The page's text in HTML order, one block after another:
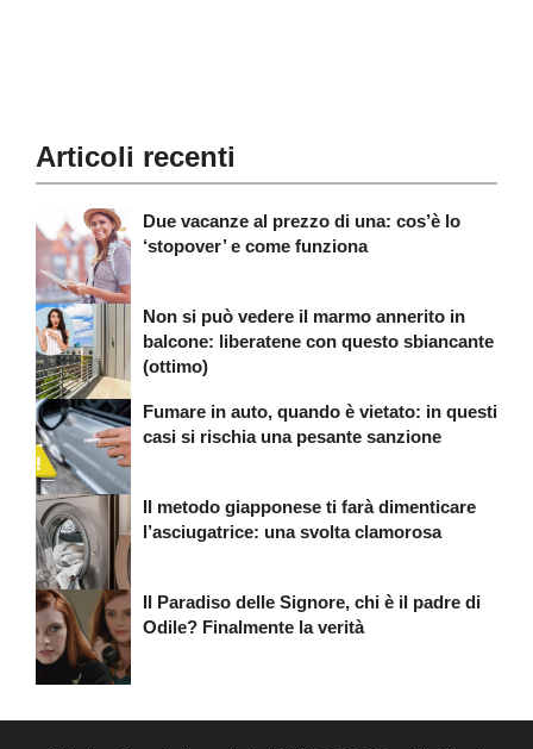
Articoli recenti
Due vacanze al prezzo di una: cos’è lo
‘stopover’ e come funziona
Non si può vedere il marmo annerito in
balcone: liberatene con questo sbiancante
(ottimo)
Fumare in auto, quando è vietato: in questi
casi si rischia una pesante sanzione
Il metodo giapponese ti farà dimenticare
l’asciugatrice: una svolta clamorosa
Il Paradiso delle Signore, chi è il padre di
Odile? Finalmente la verità